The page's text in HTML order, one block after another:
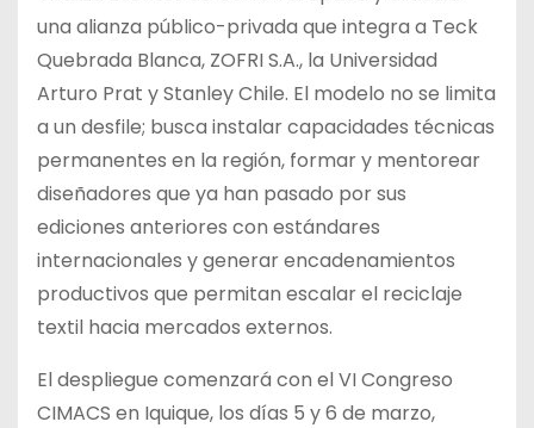
una alianza público-privada que integra a Teck
Quebrada Blanca, ZOFRI S.A., la Universidad
Arturo Prat y Stanley Chile. El modelo no se limita
a un desfile; busca instalar capacidades técnicas
permanentes en la región, formar y mentorear
diseñadores que ya han pasado por sus
ediciones anteriores con estándares
internacionales y generar encadenamientos
productivos que permitan escalar el reciclaje
textil hacia mercados externos.
El despliegue comenzará con el VI Congreso
CIMACS en Iquique, los días 5 y 6 de marzo,